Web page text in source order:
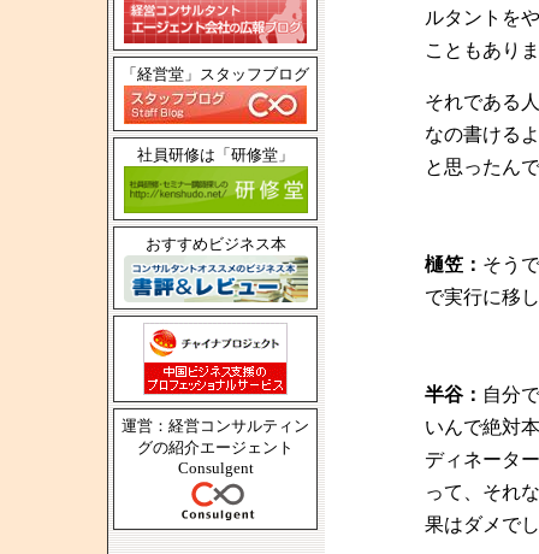
「経営堂」スタッフブログ
社員研修は「研修堂」
おすすめビジネス本
運営：経営コンサルティン
グの紹介エージェント
Consulgent
ルタントを
こともあり
それである
なの書ける
と思ったん
樋笠： そう
で実行に移
半谷： 自分
いんで絶対
ディネータ
って、それ
果はダメで